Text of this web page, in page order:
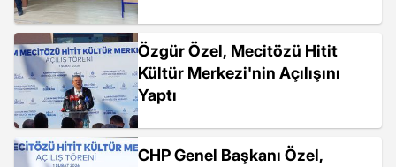
Özgür Özel, Mecitözü Hitit
Kültür Merkezi'nin Açılışını
Yaptı
CHP Genel Başkanı Özel,